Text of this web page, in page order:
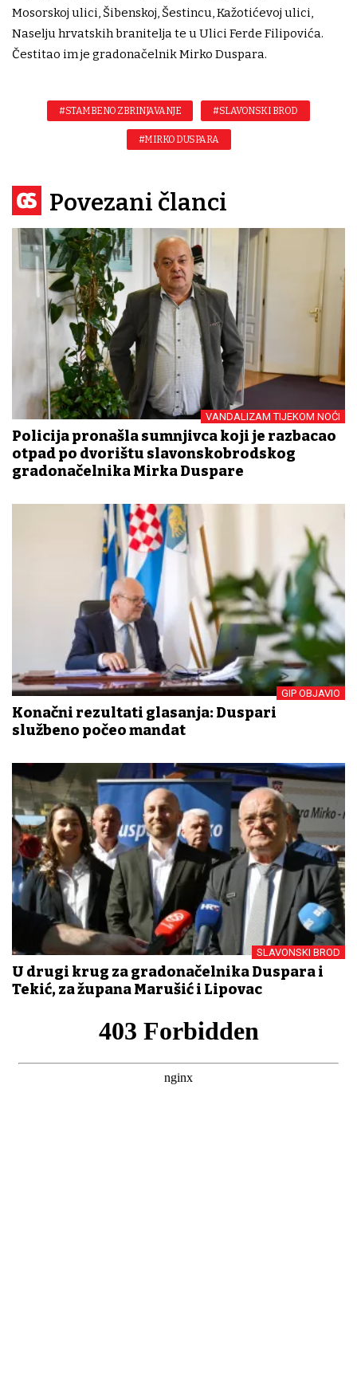
Mosorskoj ulici, Šibenskoj, Šestincu, Kažotićevoj ulici,
Naselju hrvatskih branitelja te u Ulici Ferde Filipovića.
Čestitao im je gradonačelnik Mirko Duspara.
#STAMBENO ZBRINJAVANJE #SLAVONSKI BROD
#MIRKO DUSPARA
Povezani članci
VANDALIZAM TIJEKOM NOĆI
Policija pronašla sumnjivca koji je razbacao
otpad po dvorištu slavonskobrodskog
gradonačelnika Mirka Duspare
GIP OBJAVIO
Konačni rezultati glasanja: Duspari
službeno počeo mandat
SLAVONSKI BROD
U drugi krug za gradonačelnika Duspara i
Tekić, za župana Marušić i Lipovac